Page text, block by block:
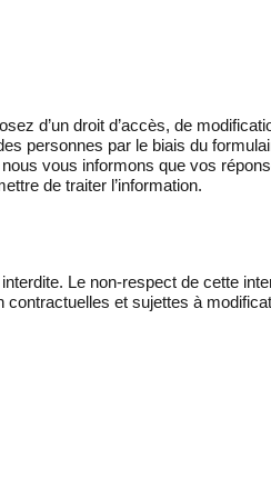
d’un droit d’accès, de
personnes par le biais du
vous informons que vos
de traiter l’information.
Le non-respect de cette
et sujettes à